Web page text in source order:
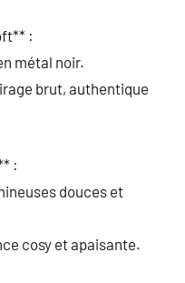
:
métal noir.
brut, authentique
:
douces et
cosy et apaisante.